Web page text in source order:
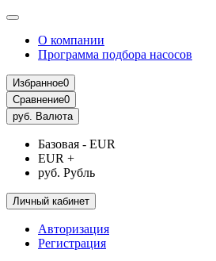
О компании
Программа подбора насосов
Избранное0
Сравнение0
руб. Валюта
Базовая - EUR
EUR +
руб. Рубль
Личный кабинет
Авторизация
Регистрация